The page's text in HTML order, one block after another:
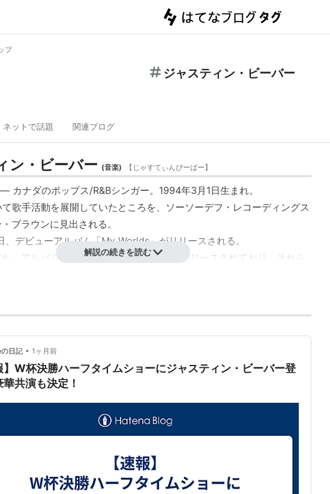
プ
ジャスティン・ビーバー
ネットで話題 関連ブログ
ン・ビーバー (音楽) 【 じゃすてぃんびーばー】
― カナダのポップス/R&Bシンガー。1994年3月1日生まれ。
歌手活動を展開していたところを、ソーソーデフ・レコーディングス
ブラウンに見出される。
、デビューアルバム「My Worlds」がリリースされる。
、アルバム収録曲がシングルとして4曲リリースされており、それら
曲が、40位以内をマークしたのは史上初。
ワー数はレディー・ガガに次いで、世界2位である。（2011年5月17日
解説の続きを読む
日記 • 1ヶ月前
】W杯決勝ハーフタイムショーにジャスティン・ビーバー登
共演も決定！